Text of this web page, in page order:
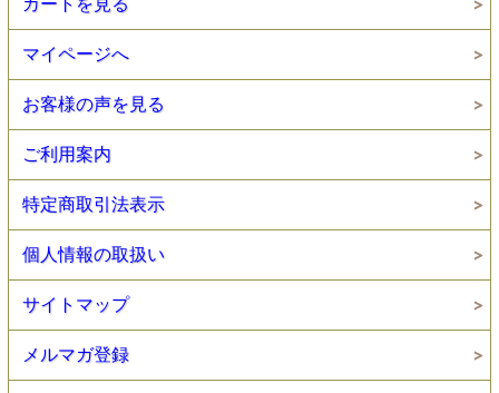
カートを見る
マイページへ
お客様の声を見る
ご利用案内
特定商取引法表示
個人情報の取扱い
サイトマップ
メルマガ登録